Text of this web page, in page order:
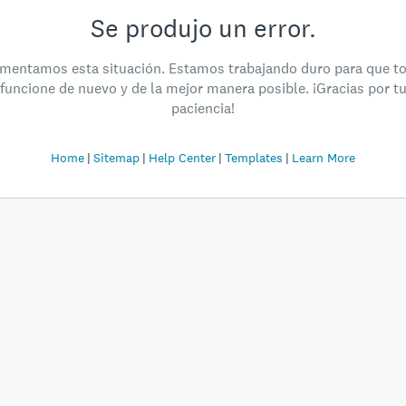
Se produjo un error.
esta situación. Estamos trabajando duro para que
funcione de nuevo y de la mejor manera posible. ¡Gracias por tu
paciencia!
Home Sitemap Help Center Templates Learn More